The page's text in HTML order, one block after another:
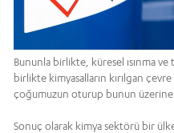
Bununla birlikte, küresel ısınma
birlikte kimyasalların kırılgan
çoğumuzun oturup bunun
Sonuç olarak kimya sektörü bir